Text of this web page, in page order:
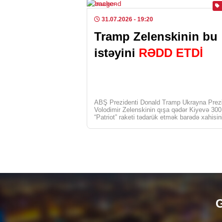
31.07.2026 - 19:20
Tramp Zelenskinin bu
istəyini RƏDD ETDİ
ABŞ Prezidenti Donald Tramp Ukrayna
Volodimir Zelenskinin qışa qədər Kiyevə
“Patriot” raketi tədarük etmək barədə